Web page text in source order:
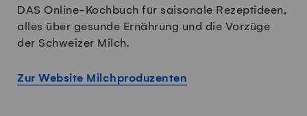
DAS Online-Kochbuch für saisonale Rezeptideen,
alles über gesunde Ernährung und die Vorzüge
der Schweizer Milch.
Zur Website Milchproduzenten